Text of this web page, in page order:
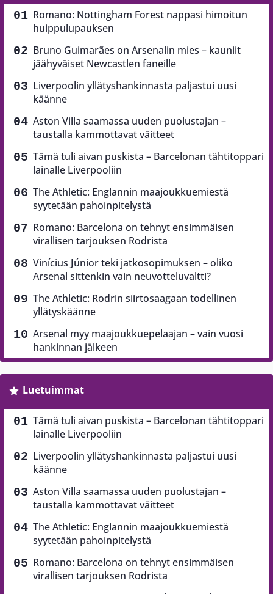
Romano: Nottingham Forest nappasi himoitun
huippulupauksen
Bruno Guimarães on Arsenalin mies – kauniit
jäähyväiset Newcastlen faneille
Liverpoolin yllätyshankinnasta paljastui uusi
käänne
Aston Villa saamassa uuden puolustajan –
taustalla kammottavat väitteet
Tämä tuli aivan puskista – Barcelonan tähtitoppari
lainalle Liverpooliin
The Athletic: Englannin maajoukkuemiestä
syytetään pahoinpitelystä
Romano: Barcelona on tehnyt ensimmäisen
virallisen tarjouksen Rodrista
Vinícius Júnior teki jatkosopimuksen – oliko
Arsenal sittenkin vain neuvotteluvaltti?
The Athletic: Rodrin siirtosaagaan todellinen
yllätyskäänne
Arsenal myy maajoukkuepelaajan – vain vuosi
hankinnan jälkeen
Luetuimmat
Tämä tuli aivan puskista – Barcelonan tähtitoppari
lainalle Liverpooliin
Liverpoolin yllätyshankinnasta paljastui uusi
käänne
Aston Villa saamassa uuden puolustajan –
taustalla kammottavat väitteet
The Athletic: Englannin maajoukkuemiestä
syytetään pahoinpitelystä
Romano: Barcelona on tehnyt ensimmäisen
virallisen tarjouksen Rodrista